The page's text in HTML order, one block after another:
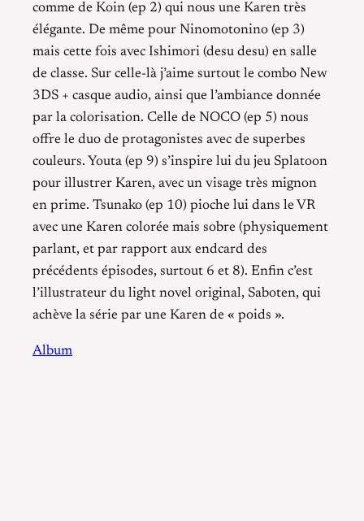
comme de Koin (ep 2) qui nous une Karen très
élégante. De même pour Ninomotonino (ep 3)
mais cette fois avec Ishimori (desu desu) en salle
de classe. Sur celle-là j’aime surtout le combo New
3DS + casque audio, ainsi que l’ambiance donnée
par la colorisation. Celle de NOCO (ep 5) nous
offre le duo de protagonistes avec de superbes
couleurs. Youta (ep 9) s’inspire lui du jeu Splatoon
pour illustrer Karen, avec un visage très mignon
en prime. Tsunako (ep 10) pioche lui dans le VR
avec une Karen colorée mais sobre (physiquement
parlant, et par rapport aux endcard des
précédents épisodes, surtout 6 et 8). Enfin c’est
l’illustrateur du light novel original, Saboten, qui
achève la série par une Karen de « poids ».
Album